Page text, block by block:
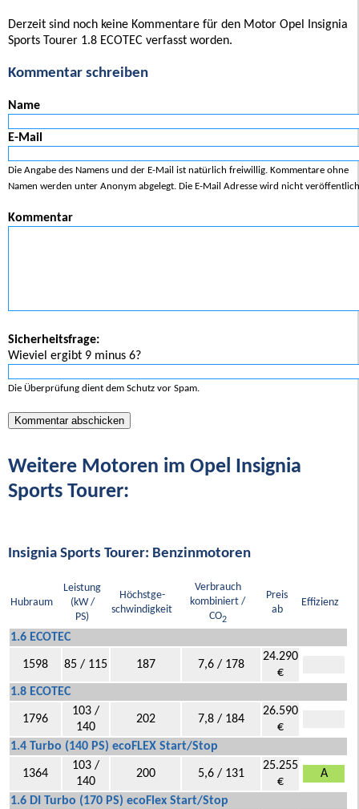
Derzeit sind noch keine Kommentare für den Motor Opel Insignia
Sports Tourer 1.8 ECOTEC verfasst worden.
Kommentar schreiben
Name
E-Mail
Die Angabe des Namens und der E-Mail ist natürlich freiwillig. Kommentare ohne
Namen werden unter Anonym abgelegt. Die E-Mail Adresse wird nicht
Kommentar
Sicherheitsfrage:
Wieviel ergibt 9 minus 6?
Die Überprüfung dient dem Schutz vor Spam.
Weitere Motoren im Opel Insignia
Sports Tourer:
Insignia Sports Tourer: Benzinmotoren
Hubraum
Leistung
(kW /
PS)
Höchstge-
schwindigkeit
Verbrauch
kombiniert /
CO2
Preis
ab
Effizienz
1.6 ECOTEC
1598 85 / 115 187 7,6 / 178
24.290
€
1.8 ECOTEC
1796
103 /
140
202 7,8 / 184
26.590
€
1.4 Turbo (140 PS) ecoFLEX Start/Stop
1364
103 /
140
200 5,6 / 131
25.255
€
A
1.6 DI Turbo (170 PS) ecoFlex Start/Stop